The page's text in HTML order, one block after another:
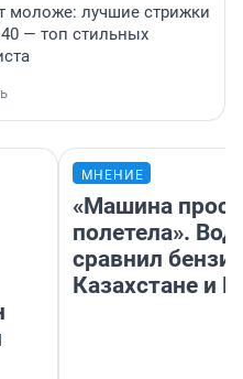
моложе: лучшие стрижки
— топ стильных
МНЕНИЕ
«Машина
полетела».
сравнил
Казахстане и